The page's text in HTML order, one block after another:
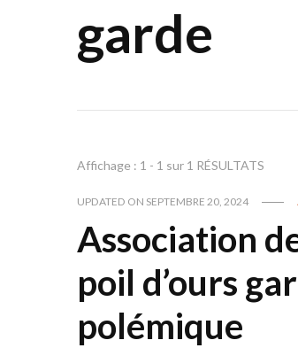
garde
Affichage : 1 - 1 sur 1 RÉSULTATS
UPDATED ON SEPTEMBRE 20, 2024
Association
poil d’ours
polémique